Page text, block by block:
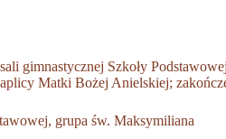
gimnastycznej Szkoły Podstawowej
Matki Bożej Anielskiej;
grupa św. Maksymiliana